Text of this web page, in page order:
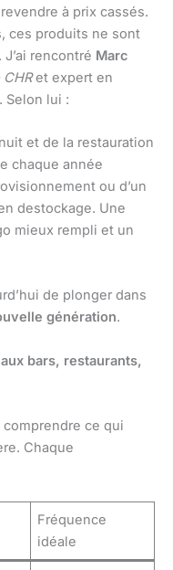
à prix cassés.
ces produits ne sont
rencontré Marc
et expert en
Selon lui :
et de la restauration
chaque année
ou d’un
destockage. Une
mieux rempli et un
de plonger dans
génération.
bars, restaurants,
comprendre ce qui
Chaque
Fréquence
idéale